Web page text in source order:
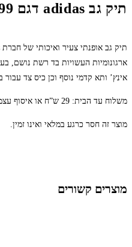
תיק גב adidas דגם 00299
אינץ’ ותא קדמי נוסף וכן כיס צד
משלוח עד הבית: 29 ש”ח או איסוף עצמי
מוצר זה חסר כרגע במלאי ואינו זמין.
מוצרים קשורים